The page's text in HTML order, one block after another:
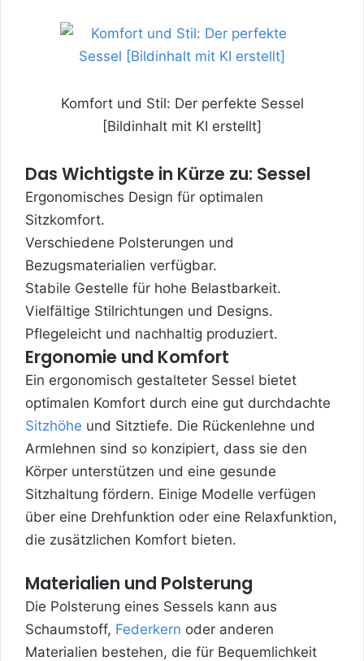
Komfort und Stil: Der perfekte Sessel
[Bildinhalt mit KI erstellt]
Das Wichtigste in Kürze zu: Sessel
Ergonomisches Design für optimalen
Sitzkomfort.
Verschiedene Polsterungen und
Bezugsmaterialien verfügbar.
Stabile Gestelle für hohe Belastbarkeit.
Vielfältige Stilrichtungen und Designs.
Pflegeleicht und nachhaltig produziert.
Ergonomie und Komfort
Ein ergonomisch gestalteter Sessel bietet
optimalen Komfort durch eine gut durchdachte
Sitzhöhe und Sitztiefe. Die Rückenlehne und
Armlehnen sind so konzipiert, dass sie den
Körper unterstützen und eine gesunde
Sitzhaltung fördern. Einige Modelle verfügen
über eine Drehfunktion oder eine Relaxfunktion,
die zusätzlichen Komfort bieten.
Materialien und Polsterung
Die Polsterung eines Sessels kann aus
Schaumstoff, Federkern oder anderen
Materialien bestehen, die für Bequemlichkeit